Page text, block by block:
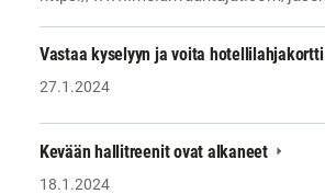
Vastaa kyselyyn ja voita hotellilahjakortti
27.1.2024
Kevään hallitreenit ovat alkaneet
18.1.2024